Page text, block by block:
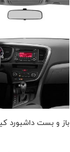
باز و بست داشبورد